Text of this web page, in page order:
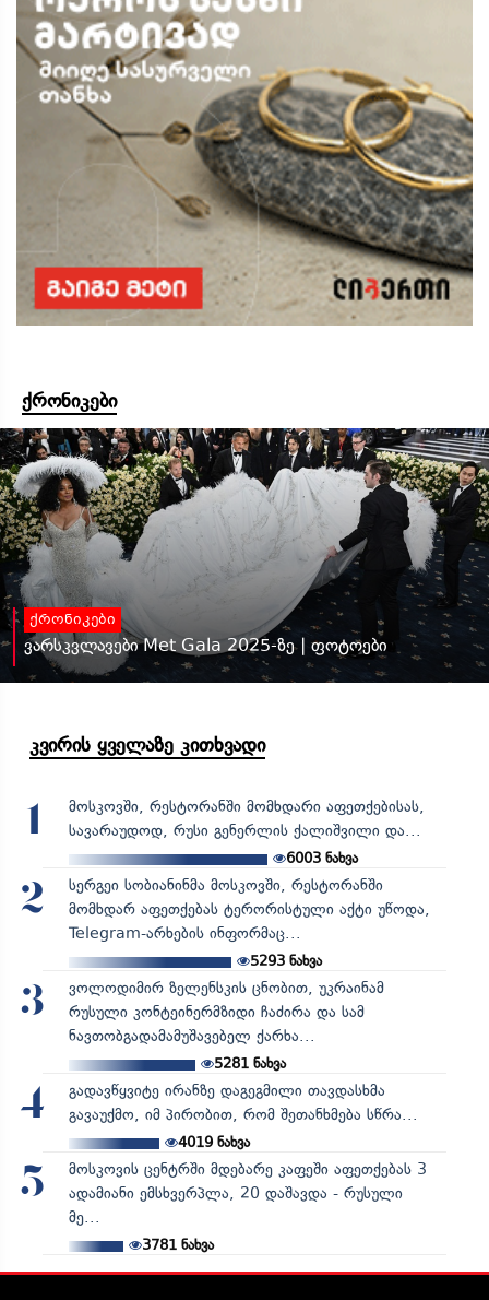
ქრონიკები
ქრონიკები
ვარსკვლავები Met Gala 2025-ზე | ფოტოები
კვირის ყველაზე კითხვადი
1
მოსკოვში, რესტორანში მომხდარი აფეთქებისას,
სავარაუდოდ, რუსი გენერლის ქალიშვილი და...
6003 ნახვა
2
სერგეი სობიანინმა მოსკოვში, რესტორანში
მომხდარ აფეთქებას ტერორისტული აქტი უწოდა,
Telegram-არხების ინფორმაც...
5293ნახვა
3
ვოლოდიმირ ზელენსკის ცნობით, უკრაინამ
რუსული კონტეინერმზიდი ჩაძირა და სამ
ნავთობგადამამუშავებელ ქარხა...
5281ნახვა
4
გადავწყვიტე ირანზე დაგეგმილი თავდასხმა
გავაუქმო, იმ პირობით, რომ შეთანხმება სწრა...
4019ნახვა
5
მოსკოვის ცენტრში მდებარე კაფეში აფეთქებას 3
ადამიანი ემსხვერპლა, 20 დაშავდა - რუსული
მე...
3781ნახვა